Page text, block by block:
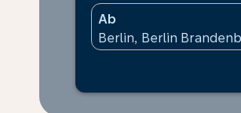
Ab